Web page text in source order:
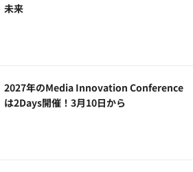
未来
2027年のMedia Innovation Conference
は2Days開催！3月10日から